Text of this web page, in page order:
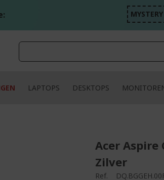
MYSTERY
LAPTOPS DESKTOPS
Acer Aspire
Zilver
Ref.